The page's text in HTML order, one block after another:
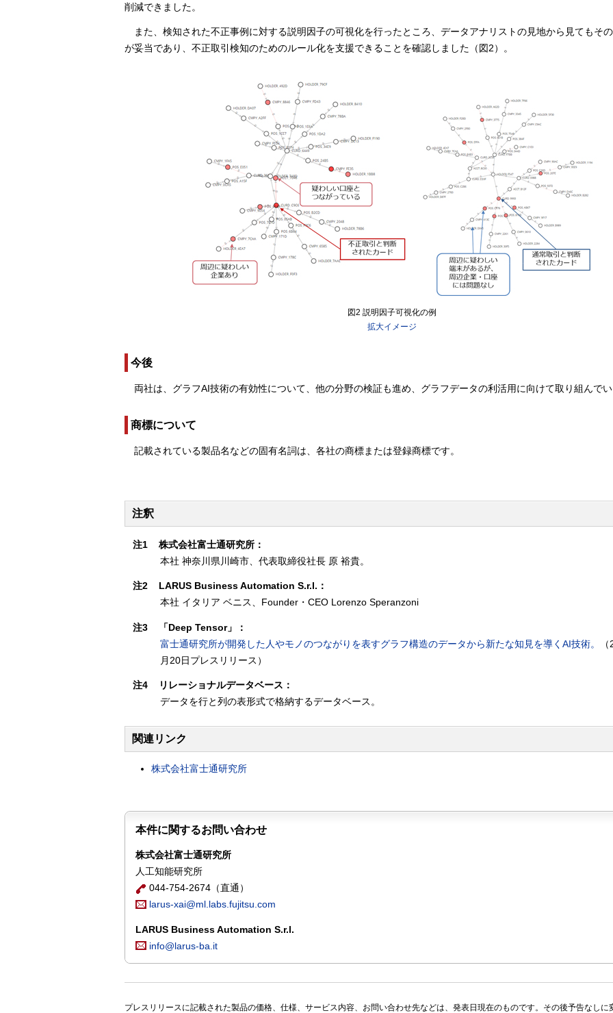
削減できました。
また、検知された不正事例に対する説明因子の可視化を行ったところ、データアナリストの見地から見てもそ
が妥当であり、不正取引検知のためのルール化を支援できることを確認しました（図2）。
図2 説明因子可視化の例
拡大イメージ
今後
両社は、グラフAI技術の有効性について、他の分野の検証も進め、グラフデータの利活用に向けて取り組んでい
商標について
記載されている製品名などの固有名詞は、各社の商標または登録商標です。
注釈
注1
株式会社富士通研究所：
本社 神奈川県川崎市、代表取締役社長 原 裕貴。
注2
LARUS Business Automation S.r.l.：
本社 イタリア ベニス、Founder・CEO Lorenzo Speranzoni
注3
「Deep Tensor」：
富士通研究所が開発した人やモノのつながりを表すグラフ構造のデータから新たな知見を導くAI技術。
月20日プレスリリース）
注4
リレーショナルデータベース：
データを行と列の表形式で格納するデータベース。
関連リンク
株式会社富士通研究所
本件に関するお問い合わせ
株式会社富士通研究所
人工知能研究所
044-754-2674（直通）
larus-xai@ml.labs.fujitsu.com
LARUS Business Automation S.r.l.
info@larus-ba.it
プレスリリースに記載された製品の価格、仕様、サービス内容、お問い合わせ先などは、発表日現在のものです。その後予告なしに